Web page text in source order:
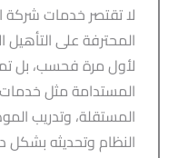
لا تقتصر خدمات شركة
المحترفة على
لأول مرة فحسب، بل
المستدامة مثل خدمات
المستقلة، وتدريب
النظام وتحديثه بشكل